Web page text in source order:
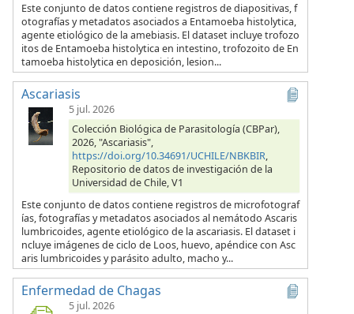
Este conjunto de datos contiene registros de diapositivas, f
otografías y metadatos asociados a Entamoeba histolytica,
agente etiológico de la amebiasis. El dataset incluye trofozo
itos de Entamoeba histolytica en intestino, trofozoito de En
tamoeba histolytica en deposición, lesion...
Ascariasis
5 jul. 2026
Colección Biológica de Parasitología (CBPar),
2026, "Ascariasis",
https://doi.org/10.34691/UCHILE/NBKBIR,
Repositorio de datos de investigación de la
Universidad de Chile, V1
Este conjunto de datos contiene registros de microfotograf
ías, fotografías y metadatos asociados al nemátodo Ascaris
lumbricoides, agente etiológico de la ascariasis. El dataset i
ncluye imágenes de ciclo de Loos, huevo, apéndice con Asc
aris lumbricoides y parásito adulto, macho y...
Enfermedad de Chagas
5 jul. 2026